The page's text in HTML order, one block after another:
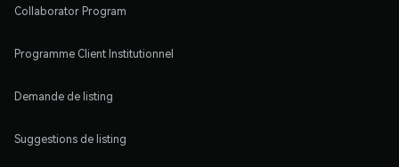
Collaborator Program
Programme Client Institutionnel
Demande de listing
Suggestions de listing